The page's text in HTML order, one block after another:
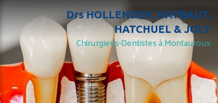
Drs HOLLENDER, RAYBAUT,
HATCHUEL & JOLY
Chirurgiens-Dentistes à Montauroux